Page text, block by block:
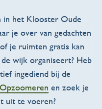
in het Klooster Oude
je over van gedachten
je ruimten gratis kan
wijk organiseert? Heb
ingediend bij de
Opzoomeren en zoek je
uit te voeren?